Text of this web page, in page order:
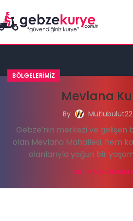
BÖLGELERIMIZ
Mevlana
By Mutlubulut22
Gebze’nin merkezi ve gelişen
olan Mevlana Mahallesi, hem
alanlarıyla yoğun bir
OKUMAYA DEVAM